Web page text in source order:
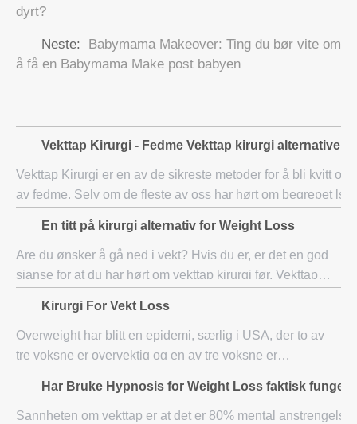
dyrt?
Neste:
Babymama Makeover: Ting du bør vite om
å få en Babymama Make post babyen
Vekttap Kirurgi - Fedme Vekttap kirurgi alternativer
Vekttap Kirurgi er en av de sikreste metoder for å bli kvitt
av fedme. Selv om de fleste av oss har hørt om begrepet
En titt på kirurgi alternativ for Weight Loss
Are du ønsker å gå ned i vekt? Hvis du er, er det en god
sjanse for at du har hørt om vekttap kirurgi før. Vekttap
vekttap kirurgi har hjulpet tuse
Kirurgi For Vekt Loss
Overweight har blitt en epidemi, særlig i USA, der to av
tre voksne er overvektig og en av tre voksne er
overvektig, er det forventet at det sku
Har Bruke Hypnosis for Weight Loss faktisk
Sannheten om vekttap er at det er 80% mental anstrengelse